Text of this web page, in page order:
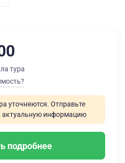
тура
уточняются. Отправьте
актуальную информацию
подробнее